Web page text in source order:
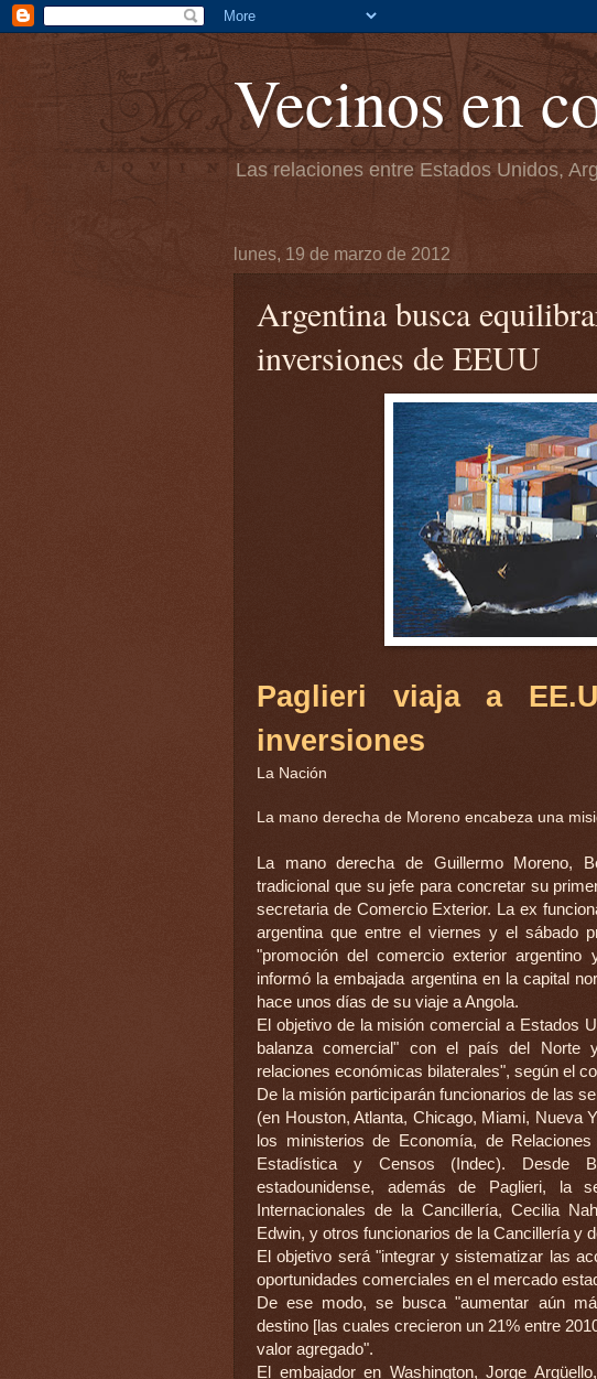
Vecinos en
Las relaciones entre Estados Unidos,
lunes, 19 de marzo de 2012
Argentina busca
inversiones de EEUU
Paglieri viaja a
inversiones
La Nación
La mano derecha de Moreno encabeza una
La mano derecha de Guillermo Moreno,
tradicional que su jefe para concretar su
secretaria de Comercio Exterior. La ex
argentina que entre el viernes y el sábado
"promoción del comercio exterior
informó la embajada argentina en la capital
hace unos días de su viaje a Angola.
El objetivo de la misión comercial a Estados
balanza comercial" con el país del Norte
relaciones económicas bilaterales", según el
De la misión participarán funcionarios de las
(en Houston, Atlanta, Chicago, Miami, Nueva
los ministerios de Economía, de
Estadística y Censos (Indec). Desde
estadounidense, además de Paglieri, la
Internacionales de la Cancillería, Cecilia
Edwin, y otros funcionarios de la Cancillería y
El objetivo será "integrar y sistematizar las
oportunidades comerciales en el mercado
De ese modo, se busca "aumentar aún
destino [las cuales crecieron un 21% entre
valor agregado".
El embajador en Washington, Jorge